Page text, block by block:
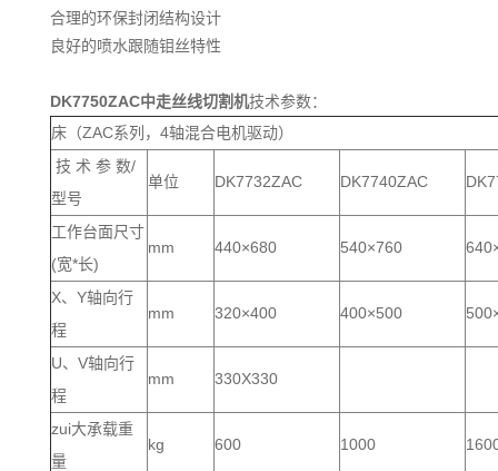
合理的环保封闭结构设计
良好的喷水跟随钼丝特性
DK7750ZAC中走丝线切割机技术参数：
床（ZAC系列，4轴混合电机驱动）
技 术 参 数/
型号
单位 DK7732ZAC DK7740ZAC
工作台面尺寸
(宽*长)
mm 440×680 540×760
X、Y轴向行
程
mm 320×400 400×500
U、V轴向行
程
mm 330X330
zui大承载重
量
kg 600 1000